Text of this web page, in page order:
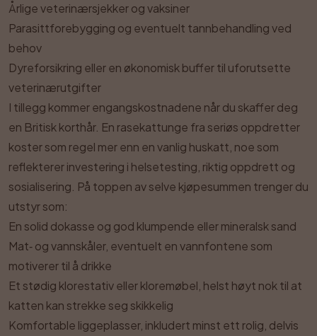
Årlige veterinærsjekker og vaksiner
Parasittforebygging og eventuelt tannbehandling ved
behov
Dyreforsikring eller en økonomisk buffer til uforutsette
veterinærutgifter
I tillegg kommer engangskostnadene når du skaffer deg
en Britisk korthår. En rasekattunge fra seriøs oppdretter
koster som regel mer enn en vanlig huskatt, noe som
reflekterer investering i helsetesting, riktig oppdrett og
sosialisering. På toppen av selve kjøpesummen trenger du
utstyr som:
En solid dokasse og god klumpende eller mineralsk sand
Mat‑ og vannskåler, eventuelt en vannfontene som
motiverer til å drikke
Et stødig klorestativ eller kloremøbel, helst høyt nok til at
katten kan strekke seg skikkelig
Komfortable liggeplasser, inkludert minst ett rolig, delvis